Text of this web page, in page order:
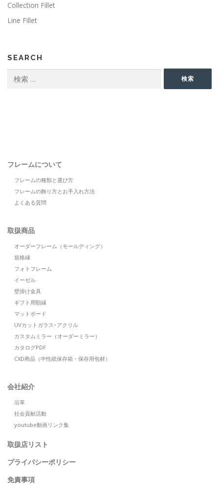
Collection Fillet
Line Fillet
SEARCH
索:
検索
フレームについて
フレームの種類と選び方
フレームの飾り方とお手入れ方法
よくある質問
取扱商品
オーダーフレーム（モールディング）
規格縁
フォトフレーム
イーゼル
壁掛け金具
ギフト用額縁
マットボード
UVカットガラス･アクリル
カスタムミラー（オーダーミラー）
カタログPDF
CXD商品（中性紙保存箱・保存用包材）
会社紹介
沿革
社会貢献活動
youtube動画リンク集
取扱店リスト
プライバシーポリシー
免責事項